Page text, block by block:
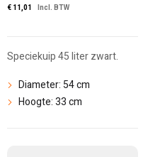
€ 11,01 Incl. BTW
Speciekuip 45 liter zwart.
Diameter: 54 cm
Hoogte: 33 cm